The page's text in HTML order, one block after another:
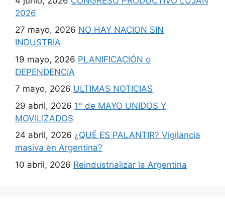
2026
27 mayo, 2026 NO HAY NACION SIN
INDUSTRIA
19 mayo, 2026 PLANIFICACIÓN o
DEPENDENCIA
7 mayo, 2026 ULTIMAS NOTICIAS
29 abril, 2026 1° de MAYO UNIDOS Y
MOVILIZADOS
24 abril, 2026 ¿QUÉ ES PALANTIR? Vigilancia
masiva en Argentina?
10 abril, 2026 Reindustrializar la Argentina